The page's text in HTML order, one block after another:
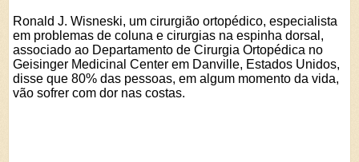
Ronald J. Wisneski, um cirurgião ortopédico, especialista
em problemas de coluna e cirurgias na espinha dorsal,
associado ao Departamento de Cirurgia Ortopédica no
Geisinger Medicinal Center em Danville, Estados Unidos,
disse que 80% das pessoas, em algum momento da vida,
vão sofrer com dor nas costas.